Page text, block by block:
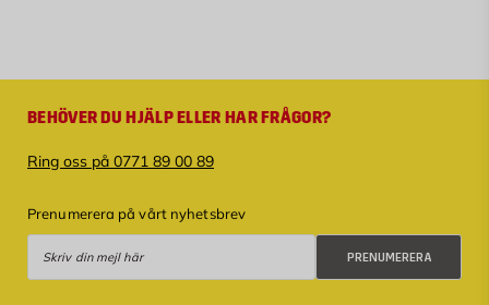
BEHÖVER DU HJÄLP ELLER HAR FRÅGOR?
Ring oss på 0771 89 00 89
Prenumerera på vårt nyhetsbrev
PRENUMERERA